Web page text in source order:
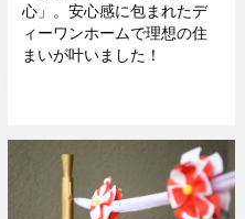
心」。安心感に包まれたデ
ィーワンホームで理想の住
まいが叶いました！